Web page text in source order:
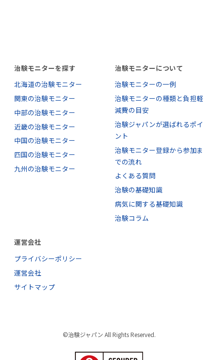
治験モニターを探す
北海道の治験モニター
関東の治験モニター
中部の治験モニター
近畿の治験モニター
中国の治験モニター
四国の治験モニター
九州の治験モニター
治験モニターについて
治験モニターの一例
治験モニターの種類と負担軽
減費の目安
治験ジャパンが選ばれるポイ
ント
治験モニター登録から参加ま
での流れ
よくある質問
治験の基礎知識
病気に関する基礎知識
治験コラム
運営会社
プライバシーポリシー
運営会社
サイトマップ
©治験ジャパン All Rights Reserved.